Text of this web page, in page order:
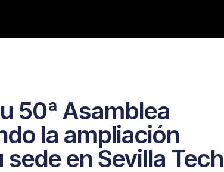
50ª Asamblea
la ampliación
en Sevilla Tech